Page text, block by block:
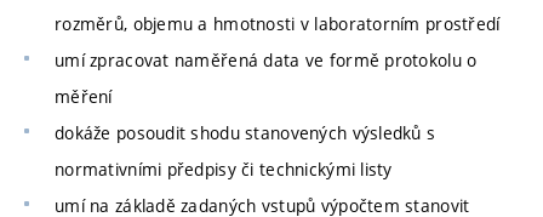
rozměrů, objemu a hmotnosti v laboratorním prostředí
umí zpracovat naměřená data ve formě protokolu o
měření
dokáže posoudit shodu stanovených výsledků s
normativními předpisy či technickými listy
umí na základě zadaných vstupů výpočtem stanovit